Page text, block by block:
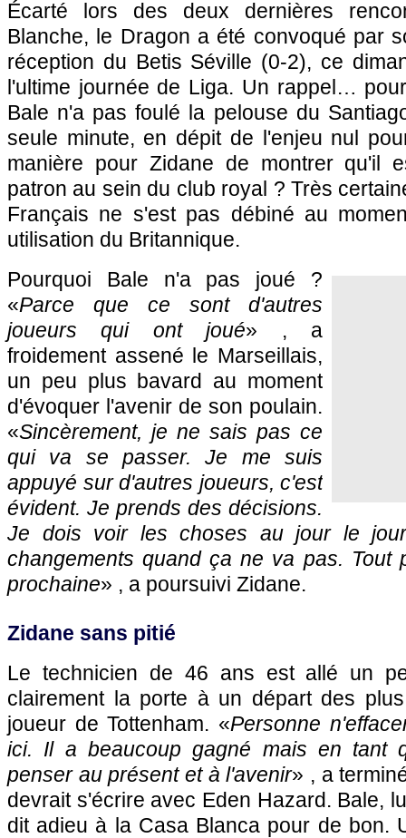
Écarté lors des deux dernières
Blanche, le Dragon a été convoqué par
réception du Betis Séville (0-2), ce
l'ultime journée de Liga. Un rappel…
Bale n'a pas foulé la pelouse du
seule minute, en dépit de l'enjeu nul
manière pour Zidane de montrer qu'il
patron au sein du club royal ? Très
Français ne s'est pas débiné au
utilisation du Britannique.
Pourquoi Bale n'a pas joué ?
«Parce que ce sont d'autres
joueurs qui ont joué» , a
froidement assené le Marseillais,
un peu plus bavard au moment
d'évoquer l'avenir de son poulain.
«Sincèrement, je ne sais pas ce
qui va se passer. Je me suis
appuyé sur d'autres joueurs, c'est
évident. Je prends des décisions.
Je dois voir les choses au jour le
changements quand ça ne va pas. Tout
prochaine» , a poursuivi Zidane.
Zidane sans pitié
Le technicien de 46 ans est allé un
clairement la porte à un départ des
joueur de Tottenham. «Personne
ici. Il a beaucoup gagné mais en tant
penser au présent et à l'avenir» , a
devrait s'écrire avec Eden Hazard. Bale,
dit adieu à la Casa Blanca pour de bon.